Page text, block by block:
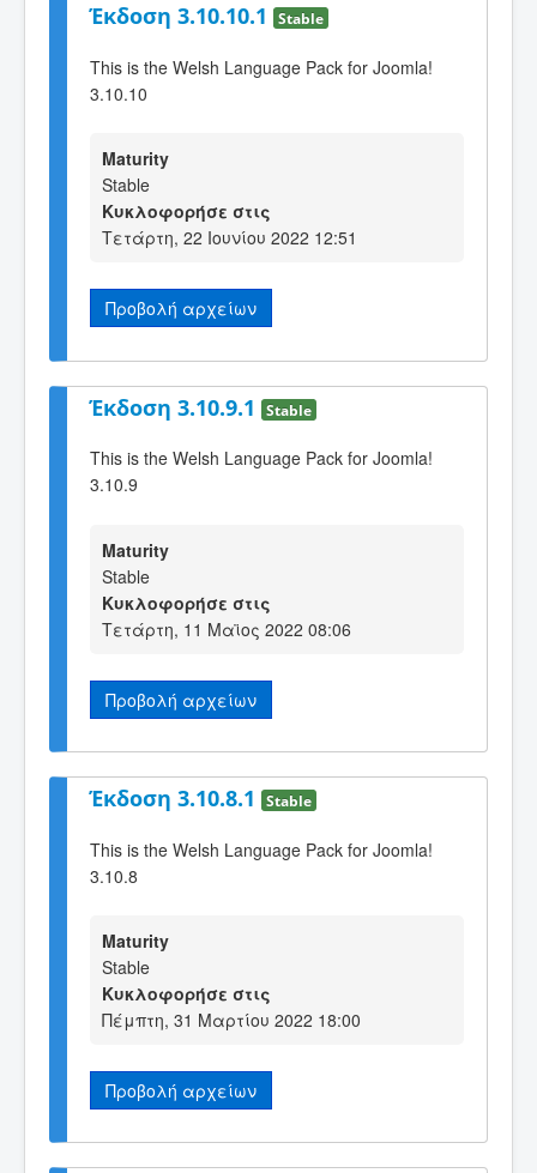
Έκδοση 3.10.10.1 Stable
This is the Welsh Language Pack for Joomla!
3.10.10
Maturity
Stable
Κυκλοφορήσε στις
Τετάρτη, 22 Ιουνίου 2022 12:51
Προβολή αρχείων
Έκδοση 3.10.9.1 Stable
This is the Welsh Language Pack for Joomla!
3.10.9
Maturity
Stable
Κυκλοφορήσε στις
Τετάρτη, 11 Μαϊος 2022 08:06
Προβολή αρχείων
Έκδοση 3.10.8.1 Stable
This is the Welsh Language Pack for Joomla!
3.10.8
Maturity
Stable
Κυκλοφορήσε στις
Πέμπτη, 31 Μαρτίου 2022 18:00
Προβολή αρχείων